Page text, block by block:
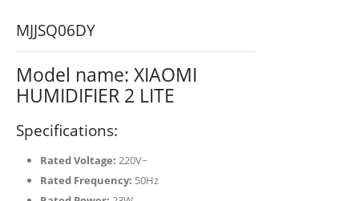
MJJSQ06DY
Model name: XIAOMI
HUMIDIFIER 2 LITE
Specifications:
Rated Voltage: 220V~
Rated Frequency: 50Hz